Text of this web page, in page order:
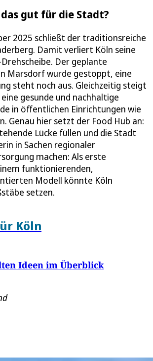
gut für die Stadt?
2025 schließt der traditionsreiche
Damit verliert Köln seine
Der geplante
Marsdorf wurde gestoppt, eine
steht noch aus. Gleichzeitig steigt
gesunde und nachhaltige
in öffentlichen Einrichtungen wie
Genau hier setzt der Food Hub an:
Lücke füllen und die Stadt
in Sachen regionaler
machen: Als erste
funktionierenden,
Modell könnte Köln
setzen.
Köln
Ideen im Überblick